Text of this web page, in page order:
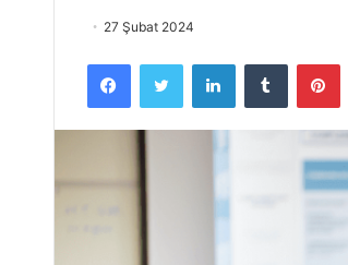
27 Şubat 2024
Facebook Twitter LinkedIn Tumblr Pinterest